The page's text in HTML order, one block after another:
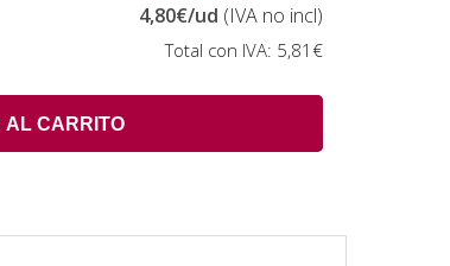
4,80€/ud (IVA no incl)
Total con IVA: 5,81€
AL CARRITO